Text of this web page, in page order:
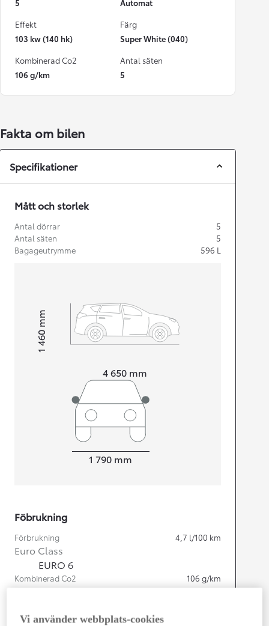
5
Automat
Effekt
103 kw (140 hk)
Färg
Super White (040)
Kombinerad Co2
106 g/km
Antal säten
5
Fakta om bilen
Specifikationer
Mått och storlek
Antal dörrar
5
Antal säten
5
Bagageutrymme
596 L
4 650 mm
Height1 460
mm
1 790 mm
Föbrukning
Förbrukning 4,7 l/100 km
Euro Class
EURO 6
Kombinerad Co2 106 g/km
Motor
Vi använder webbplats-cookies